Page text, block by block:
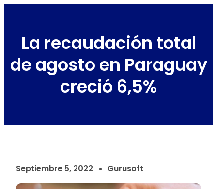
La recaudación total
de agosto en Paraguay
creció 6,5%
Septiembre 5, 2022 Gurusoft